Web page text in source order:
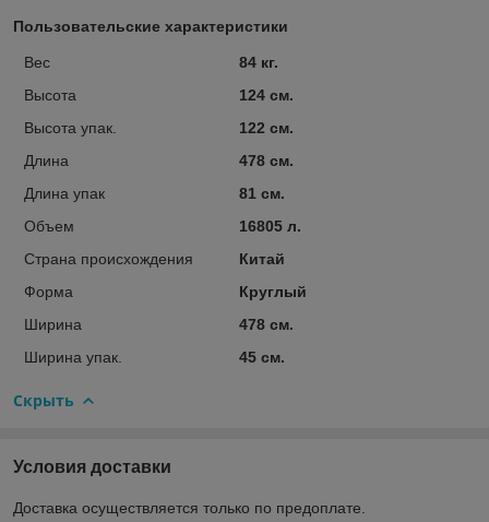
Пользовательские характеристики
Вес
84 кг.
Высота
124 см.
Высота упак.
122 см.
Длина
478 см.
Длина упак
81 см.
Объем
16805 л.
Страна происхождения
Китай
Форма
Круглый
Ширина
478 см.
Ширина упак.
45 см.
Скрыть
Условия доставки
Доставка осуществляется только по предоплате.